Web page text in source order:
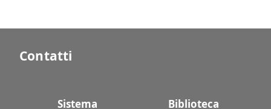
Contatti
Sistema
Biblioteca